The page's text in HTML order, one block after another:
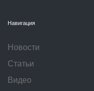
Навигация
Новости
Статьи
Видео